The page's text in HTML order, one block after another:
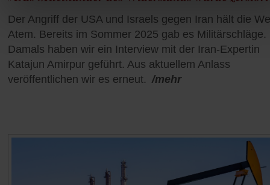
Der Angriff der USA und Israels gegen Iran hält die
Atem. Bereits im Sommer 2025 gab es Militärschläge.
Damals haben wir ein Interview mit der Iran-Expertin
Katajun Amirpur geführt. Aus aktuellem Anlass
veröffentlichen wir es erneut. /mehr